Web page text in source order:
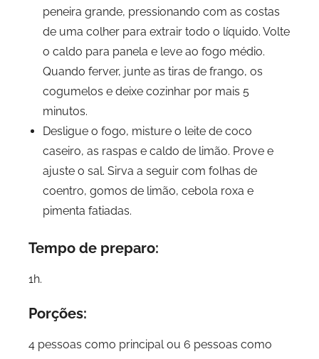
peneira grande, pressionando com as costas
de uma colher para extrair todo o líquido. Volte
o caldo para panela e leve ao fogo médio.
Quando ferver, junte as tiras de frango, os
cogumelos e deixe cozinhar por mais 5
minutos.
Desligue o fogo, misture o leite de coco
caseiro, as raspas e caldo de limão. Prove e
ajuste o sal. Sirva a seguir com folhas de
coentro, gomos de limão, cebola roxa e
pimenta fatiadas.
Tempo de preparo:
1h.
Porções:
4 pessoas como principal ou 6 pessoas como